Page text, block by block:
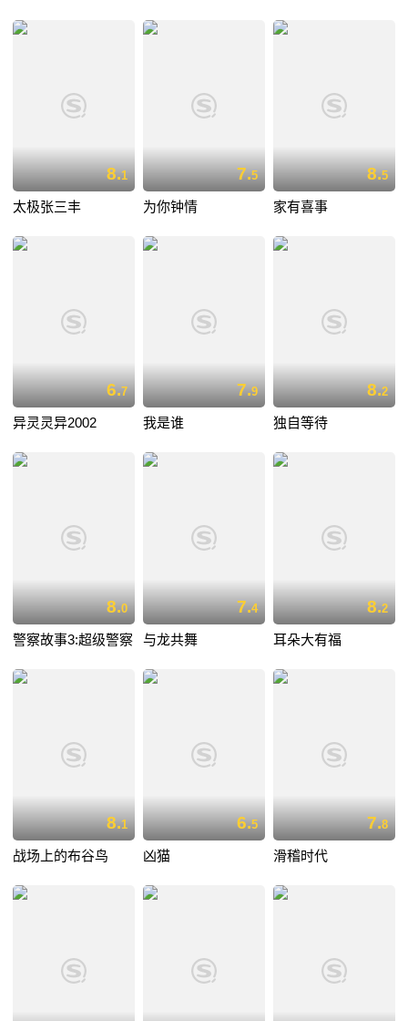
8.1
太极张三丰
7.5
为你钟情
8.5
家有喜事
6.7
异灵灵异2002
7.9
我是谁
8.2
独自等待
8.0
警察故事3:超级警察
7.4
与龙共舞
8.2
耳朵大有福
8.1
战场上的布谷鸟
6.5
凶猫
7.8
滑稽时代